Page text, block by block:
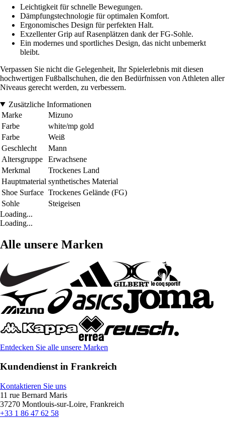
Leichtigkeit für schnelle Bewegungen.
Dämpfungstechnologie für optimalen Komfort.
Ergonomisches Design für perfekten Halt.
Exzellenter Grip auf Rasenplätzen dank der FG-Sohle.
Ein modernes und sportliches Design, das nicht unbemerkt
bleibt.
Verpassen Sie nicht die Gelegenheit, Ihr Spielerlebnis mit diesen
hochwertigen Fußballschuhen, die den Bedürfnissen von Athleten aller
Niveaus gerecht werden, zu verbessern.
Zusätzliche Informationen
Marke
Mizuno
Farbe
white/mp gold
Farbe
Weiß
Geschlecht
Mann
Altersgruppe
Erwachsene
Merkmal
Trockenes Land
Hauptmaterial synthetisches Material
Shoe Surface Trockenes Gelände (FG)
Sohle
Steigeisen
Loading...
Loading...
Alle unsere Marken
Entdecken Sie alle unsere Marken
Kundendienst in Frankreich
Kontaktieren Sie uns
11 rue Bernard Maris
37270 Montlouis-sur-Loire, Frankreich
+33 1 86 47 62 58